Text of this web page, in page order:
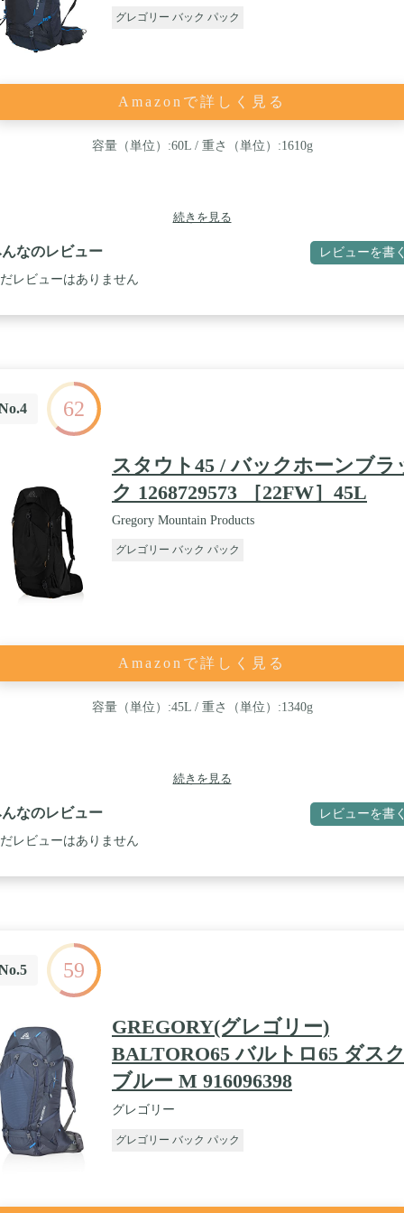
グレゴリー バック パック
Amazonで詳しく見る
容量（単位）:60L / 重さ（単位）:1610g
続きを見る
なのレビュー レビューを書
レビューはありません
62
スタウト45 / バックホーンブラ
ク 1268729573 ［22FW］45L
Gregory Mountain Products
グレゴリー バック パック
Amazonで詳しく見る
容量（単位）:45L / 重さ（単位）:1340g
続きを見る
なのレビュー レビューを書
レビューはありません
59
GREGORY(グレゴリー)
BALTORO65 バルトロ65 ダス
ブルー M 916096398
グレゴリー
グレゴリー バック パック